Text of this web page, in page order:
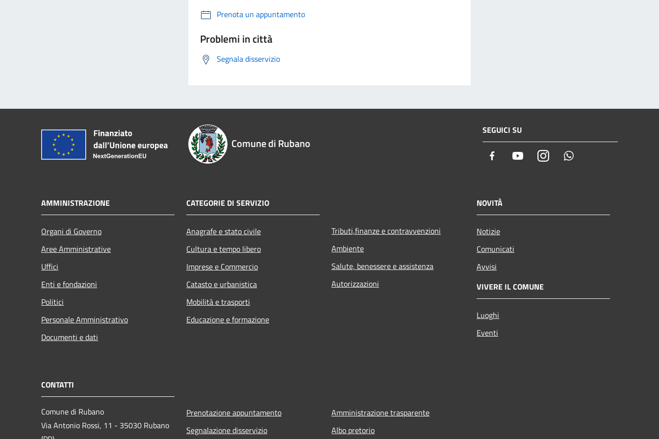
Prenota un appuntamento
Problemi in città
Segnala disservizio
Comune di Rubano
SEGUICI SU
Facebook YoutubeInstagram
AMMINISTRAZIONE
Organi di Governo
Aree Amministrative
Uffici
Enti e fondazioni
Politici
Personale Amministrativo
Documenti e dati
CATEGORIE DI SERVIZIO
Anagrafe e stato civile
Cultura e tempo libero
Imprese e Commercio
Catasto e urbanistica
Mobilità e trasporti
Educazione e formazione
Tributi,finanze e contravvenzioni
Ambiente
Salute, benessere e assistenza
Autorizzazioni
NOVITÀ
Notizie
Comunicati
Avvisi
VIVERE IL COMUNE
Luoghi
Eventi
CONTATTI
Comune di Rubano
Via Antonio Rossi, 11 - 35030 Rubano
Prenotazione appuntamento
Segnalazione disservizio
Amministrazione trasparente
Albo pretorio